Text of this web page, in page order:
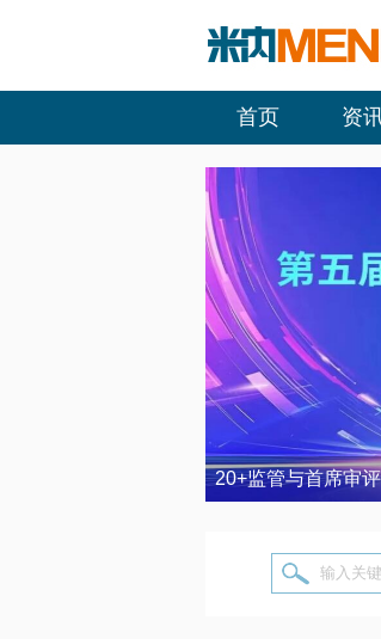
首页 资
20+监管与首席审
输入关